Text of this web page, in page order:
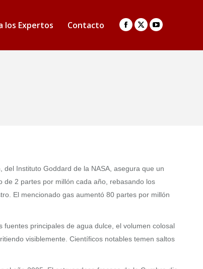
los Expertos Contacto
Facebook
X
YouTube
Instituto Goddard de la NASA, asegura que un
2 partes por millón cada año, rebasando los
El mencionado gas aumentó 80 partes por millón
principales de agua dulce, el volumen colosal
visiblemente. Científicos notables temen saltos